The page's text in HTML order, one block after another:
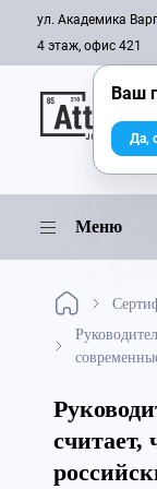
ул. Академика
4 этаж, офис 421
Меню
считает,
Ваш
Да,